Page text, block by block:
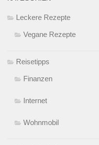
Leckere Rezepte
Vegane Rezepte
Reisetipps
Finanzen
Internet
Wohnmobil